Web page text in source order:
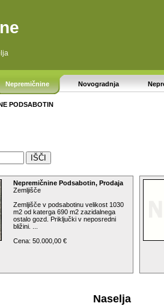
Nepremičnine Novogradnja
PODSABOTIN
Nepremičnine Podsabotin, Prodaja
Zemljišče
Zemljišče v podsabotinu velikost 1030
m2 od katerga 690 m2 zazidalnega
ostalo gozd. Priključki v neposredni
bližini. ...
Cena: 50.000,00 €
Naselja